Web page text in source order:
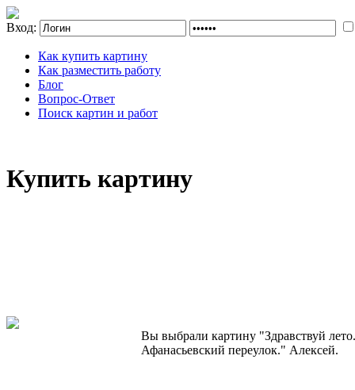
Вход:
Как купить картину
Как разместить работу
Блог
Вопрос-Ответ
Поиск картин и работ
Купить картину
Вы выбрали картину "Здравствуй
Афанасьевский переулок." Алексей.